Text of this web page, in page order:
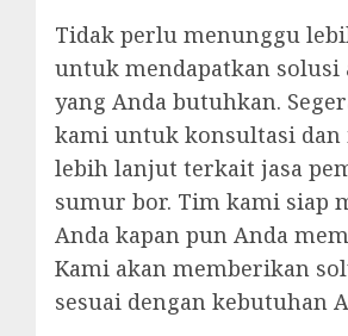
Tidak perlu menunggu
untuk mendapatkan
yang Anda butuhkan.
kami untuk konsultasi
lebih lanjut terkait jasa
sumur bor. Tim kami siap
Anda kapan pun Anda
Kami akan memberikan
sesuai dengan kebutuhan